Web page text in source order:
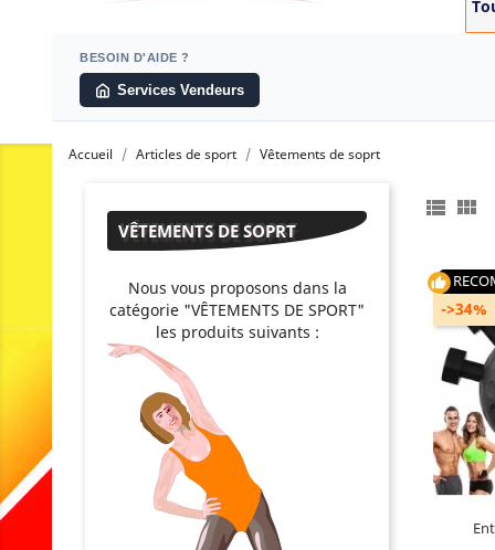
BESOIN D'AIDE ?
Services Vendeurs
Accueil Articles de sport Vêtements de soprt
VÊTEMENTS DE SOPRT
Nous vous proposons dans la
catégorie "VÊTEMENTS DE SPORT"
les produits suivants :
 
thumb_up
->34%